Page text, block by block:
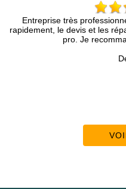
Nous avons pu avoir un rdv
ont suivis. Travail soigné
cette entreprise.